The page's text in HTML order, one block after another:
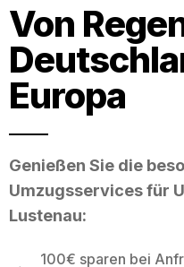
Von
Europa
Genießen Sie die
Umzugsservices für
Lustenau:
100€ sparen bei